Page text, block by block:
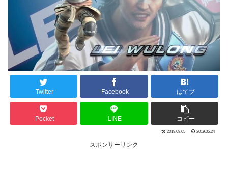
Twitter Facebook はてブ
Pocket LINE コピー
2019.08.05 2019.05.24
スポンサーリンク